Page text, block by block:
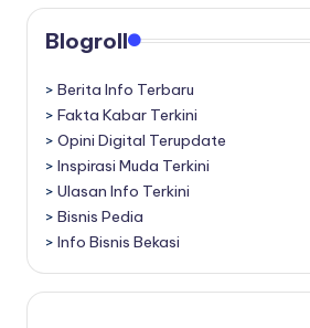
Blogroll
> Berita Info Terbaru
> Fakta Kabar Terkini
> Opini Digital Terupdate
> Inspirasi Muda Terkini
> Ulasan Info Terkini
> Bisnis Pedia
> Info Bisnis Bekasi